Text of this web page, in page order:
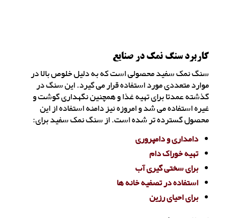
کاربرد سنگ نمک در صنایع
سنگ نمک سفید محصولی است که به دلیل خلوص بالا در
موارد متعددی مورد استفاده قرار می گیرد. این سنگ در
گذشته عمدتا برای تهیه غذا و همچنین نگهداری گوشت و
غیره استفاده می شد و امروزه نیز دامنه استفاده از این
محصول گسترده تر شده است. از سنگ نمک سفید برای:
دامداری و دامپروری
تهیه خوراک دام
برای سختی گیری آب
استفاده در تصفیه خانه ها
برای احیای رزین